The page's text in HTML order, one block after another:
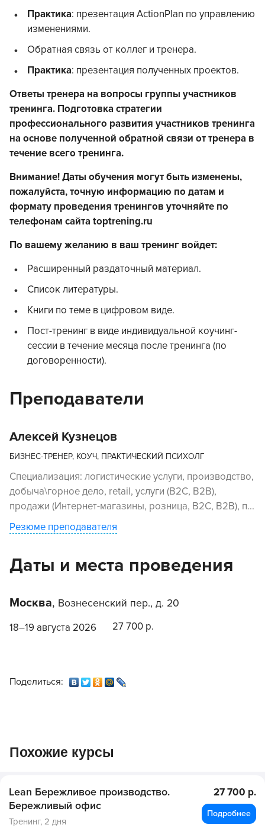
Практика: презентация ActionPlan по управлению
изменениями.
Обратная связь от коллег и тренера.
Практика: презентация полученных проектов.
Ответы тренера на вопросы группы участников
тренинга. Подготовка стратегии
профессионального развития участников тренинга
на основе полученной обратной связи от тренера в
течение всего тренинга.
Внимание! Даты обучения могут быть изменены,
пожалуйста, точную информацию по датам и
формату проведения тренингов уточняйте по
телефонам сайта toptrening.ru
По вашему желанию в ваш тренинг войдет:
Расширенный раздаточный материал.
Список литературы.
Книги по теме в цифровом виде.
Пост-тренинг в виде индивидуальной коучинг-
сессии в течение месяца после тренинга (по
договоренности).
Преподаватели
Алексей Кузнецов
БИЗНЕС-ТРЕНЕР, КОУЧ, ПРАКТИЧЕСКИЙ ПСИХОЛГ
Специализация: логистические услуги, производство,
добыча\горное дело, retail, услуги (В2С, В2В),
продажи (Интернет-магазины, розница, В2С, В2В), п...
Резюме преподавателя
Даты и места проведения
Москва, Вознесенский пер., д. 20
18–19 августа 2026 27 700 р.
Поделиться:
Похожие курсы
Lean Бережливое производство.
Бережливый офис
Тренинг, 2 дня
27 700 р.
Подробнее